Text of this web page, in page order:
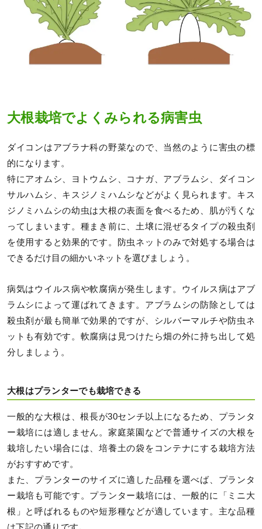
大根栽培でよくみられる病害虫
ダイコンはアブラナ科の野菜なので、当然のように害虫の標
的になります。
特にアオムシ、ヨトウムシ、コナガ、アブラムシ、ダイコン
サルハムシ、キスジノミハムシなどがよく見られます。キス
ジノミハムシの幼虫は大根の表面を食べるため、肌が汚くな
ってしまいます。種まき前に、土壌に混ぜるタイプの殺虫剤
を使用すると効果的です。防虫ネットのみで対処する場合は
できるだけ目の細かいネットを選びましょう。
病気はウイルス病や軟腐病が発生します。ウイルス病はアブ
ラムシによって運ばれてきます。アブラムシの防除としては
殺虫剤が最も簡単で効果的ですが、シルバーマルチや防虫ネ
ットも有効です。軟腐病は見つけたら畑の外に持ち出して処
分しましょう。
大根はプランターでも栽培できる
一般的な大根は、根長が30センチ以上になるため、プランタ
ー栽培には適しません。家庭菜園などで普通サイズの大根を
栽培したい場合には、培養土の袋をコンテナにする栽培方法
がおすすめです。
また、プランターのサイズに適した品種を選べば、プランタ
ー栽培も可能です。プランター栽培には、一般的に「ミニ大
根」と呼ばれるものや短形種などが適しています。主な品種